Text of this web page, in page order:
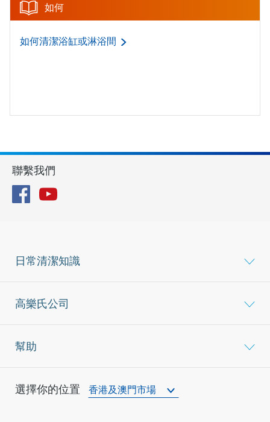
如何
如何清潔浴缸或淋浴間
日常清潔知識
高樂氏公司
幫助
選擇你的位置 香港及澳門市場
聯繫我們
FacebookYouTube